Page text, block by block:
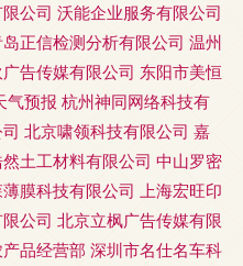
公司 沃能企业服务有限公司
正信检测分析有限公司 温州
告传媒有限公司 东阳市美恒
气预报 杭州神同网络科技有
北京啸领科技有限公司 嘉
土工材料有限公司 中山罗密
膜科技有限公司 上海宏旺印
公司 北京立枫广告传媒有限
品经营部 深圳市名仕名车科